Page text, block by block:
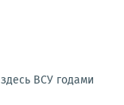
ВСУ годами